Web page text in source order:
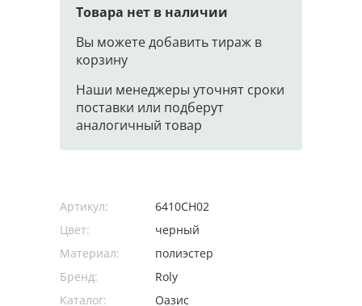
Товара нет в наличии
Вы можете добавить тираж в
корзину
Наши менеджеры уточнят сроки
поставки или подберут
аналогичный товар
Артикул:
6410CH02
Цвет:
черный
Материал:
полиэстер
Бренд:
Roly
Каталог:
Оазис